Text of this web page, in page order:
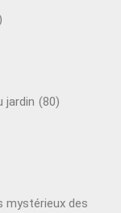
jardin (80)
mystérieux des